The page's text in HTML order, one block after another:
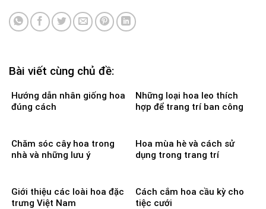
Bài viết cùng chủ đề:
Hướng dẫn nhân giống hoa
đúng cách
Những loại hoa leo thích
hợp để trang trí ban công
Chăm sóc cây hoa trong
nhà và những lưu ý
Hoa mùa hè và cách sử
dụng trong trang trí
Giới thiệu các loài hoa đặc
trưng Việt Nam
Cách cắm hoa cầu kỳ cho
tiệc cưới